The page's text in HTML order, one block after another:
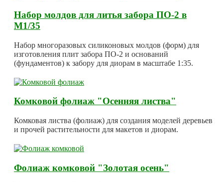
Набор молдов для литья забора ПО-2 в
М1/35
Набор многоразовых силиконовых молдов (форм) для
изготовления плит забора ПО-2 и оснований
(фундаментов) к забору для диорам в масштабе 1:35.
Комковой фолиаж "Осенняя листва"
Комковая листва (фолиаж) для создания моделей деревьев
и прочей растительности для макетов и диорам.
Фолиаж комковой "Золотая осень"